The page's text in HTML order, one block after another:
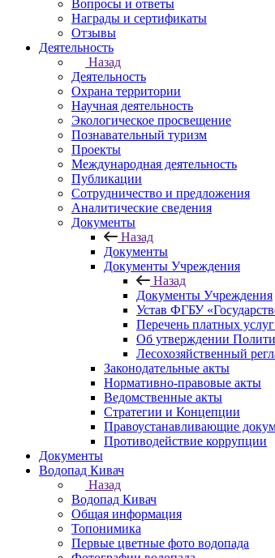
Вопросы и ответы
Награды и сертификаты
Отзывы
Деятельность
Назад
Деятельность
Охрана территории
Научная деятельность
Экологическое просвещение
Познавательный туризм
Проекты
Международная деятельность
Публикации
Сотрудничество и предложения
Аналитические сведения
Документы
Назад
Документы
Документы Учреждения
Назад
Документы Учреждения
Устав ФГБУ
Перечень платных
Об утверждении
Лесохозяйственный
Законодательные акты
Нормативно-правовые акты
Ведомственные акты
Стратегии и Концепции
Правоустанавливающие
Противодействие коррупции
Документы
Водопад Кивач
Назад
Водопад Кивач
Общая информация
Топонимика
Первые цветные фото водопада